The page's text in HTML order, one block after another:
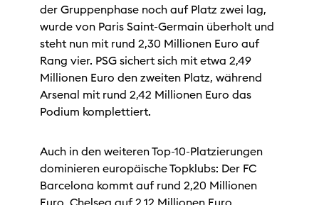
der Gruppenphase noch auf Platz zwei lag,
wurde von Paris Saint-Germain überholt und
steht nun mit rund 2,30 Millionen Euro auf
Rang vier. PSG sichert sich mit etwa 2,49
Millionen Euro den zweiten Platz, während
Arsenal mit rund 2,42 Millionen Euro das
Podium komplettiert.
Auch in den weiteren Top-10-Platzierungen
dominieren europäische Topklubs: Der FC
Barcelona kommt auf rund 2,20 Millionen
Euro, Chelsea auf 2,12 Millionen Euro.